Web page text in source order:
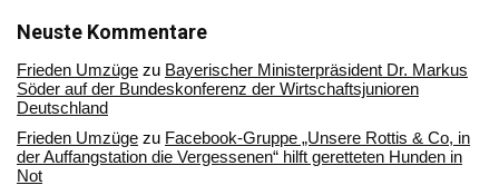
Archiv
Neuste Kommentare
Frieden Umzüge zu Bayerischer Ministerpräsident Dr. Markus
Söder auf der Bundeskonferenz der Wirtschaftsjunioren
Deutschland
Frieden Umzüge zu Facebook-Gruppe „Unsere Rottis & Co, in
der Auffangstation die Vergessenen“ hilft geretteten Hunden in
Not